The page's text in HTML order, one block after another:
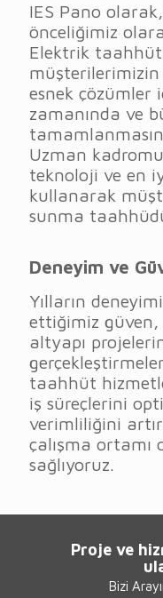
IES Pano
önceliğimiz
Elektrik
müşterilerimizin
esnek çözümler
zamanında ve
Uzman
teknoloji ve en
kullanarak
sunma
Deneyim ve
Yılların
ettiğimiz
altyapı
taahhüt
iş süreçlerini
verimliliğini
çalışma ortamı
sağlıyoruz.
Proje ve
Bizi